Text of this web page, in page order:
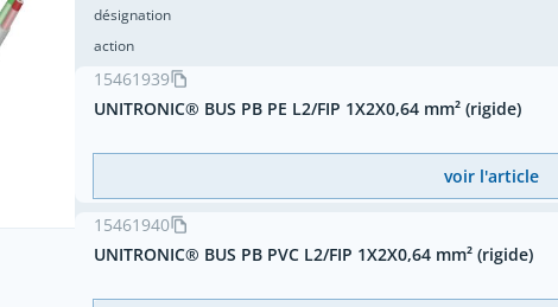
désignation
action
15461939
UNITRONIC® BUS PB PE L2/FIP 1X2X0,64 mm² (rigide)
voir l'article
15461940
UNITRONIC® BUS PB PVC L2/FIP 1X2X0,64 mm² (rigide)